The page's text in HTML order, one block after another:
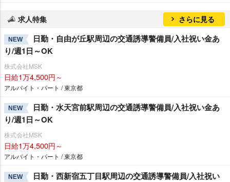
求人特集 さらに見る
NEW
日勤・自由が丘駅周辺の交通誘導警備員/入社祝い金あ
り/週1日～OK
株式会社MSK
日給1万4,500円～
アルバイト・パート / 東京都
NEW
日勤・水天宮前駅周辺の交通誘導警備員/入社祝い金あ
り/週1日～OK
株式会社MSK
日給1万4,500円～
アルバイト・パート / 東京都
NEW
日勤・西新宿五丁目駅周辺の交通誘導警備員/入社祝い